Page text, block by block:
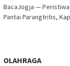
BacaJogja —
Pantai Parangtritis,
OLAHRAGA